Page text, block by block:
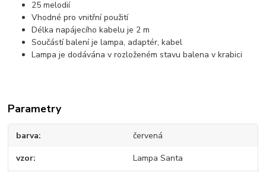
25 melodií
Vhodné pro vnitřní použití
Délka napájecího kabelu je 2 m
Součástí balení je lampa, adaptér, kabel
Lampa je dodávána v rozloženém stavu balena v krabici
Parametry
barva červená
vzor Lampa Santa